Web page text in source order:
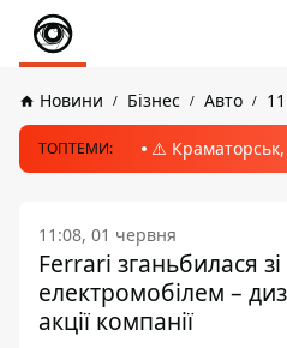
Новини Бізнес Авто
ТОПТЕМИ: ⚠️ Краматорськ,
11:08, 01 червня
Ferrari зганьбилася
електромобілем –
акції компанії